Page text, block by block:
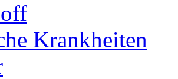
Krankheiten